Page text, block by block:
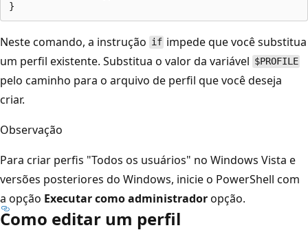
Neste comando, a instrução if impede que você substitua
um perfil existente. Substitua o valor da variável $PROFILE
pelo caminho para o arquivo de perfil que você deseja
criar.
Observação
Para criar perfis "Todos os usuários" no Windows Vista e
versões posteriores do Windows, inicie o PowerShell com
a opção Executar como administradoropção.
Como editar um perfil